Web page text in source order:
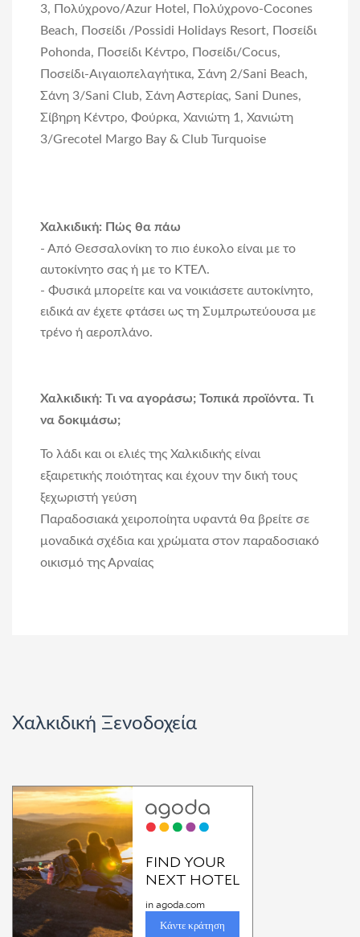
3, Πολύχρονο/Azur Hotel, Πολύχρονο-Cocones
Beach, Ποσείδι /Possidi Holidays Resort, Ποσείδι
Pohonda, Ποσείδι Κέντρο, Ποσείδι/Cocus,
Ποσείδι-Αιγαιοπελαγήτικα, Σάνη 2/Sani Beach,
Σάνη 3/Sani Club, Σάνη Αστερίας, Sani Dunes,
Σίβηρη Κέντρο, Φούρκα, Χανιώτη 1, Χανιώτη
3/Grecotel Margo Bay & Club Turquoise
Χαλκιδική: Πώς θα πάω
- Από Θεσσαλονίκη το πιο έυκολο είναι με το
αυτοκίνητο σας ή με το ΚΤΕΛ.
- Φυσικά μπορείτε και νανοικιάσετε αυτοκίνητο,
ειδικά αν έχετε φτάσει ως τη Συμπρωτεύουσα με
τρένο ή αεροπλάνο.
Χαλκιδική: Τι να αγοράσω; Τοπικά προϊόντα. Τι
να δοκιμάσω;
Το λάδι και οι ελιές της Χαλκιδικής είναι
εξαιρετικής ποιότητας και έχουν την δική τους
ξεχωριστή γεύση
Παραδοσιακά χειροποίητα υφαντά θα βρείτε σε
μοναδικά σχέδια και χρώματα στον παραδοσιακό
οικισμό της Αρναίας
Χαλκιδική Ξενοδοχεία